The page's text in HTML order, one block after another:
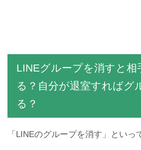
LINEグループを消すと相
る？自分が退室すればグ
る？
「LINEのグループを消す」といっ